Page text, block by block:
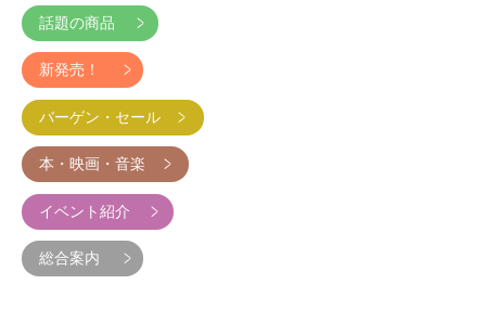
話題の商品
新発売！
バーゲン・セール
本・映画・音楽
イベント紹介
総合案内